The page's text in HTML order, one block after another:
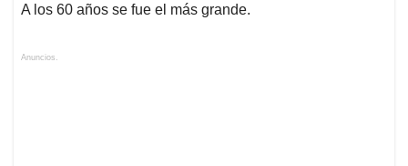
A los 60 años se fue el más grande.
Anuncios.